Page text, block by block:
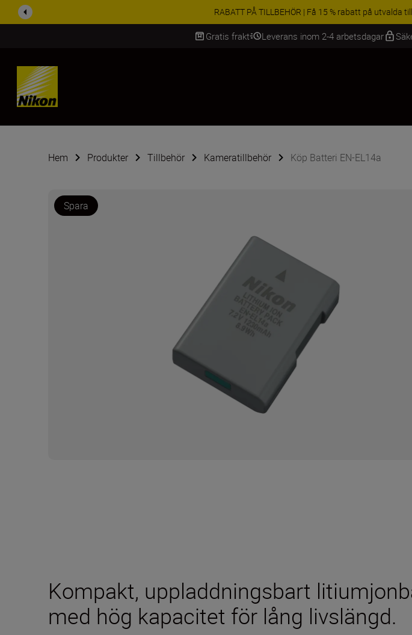
RABATT PÅ TILLBEHÖR | Få 15 % rabatt på
Gratis frakt Leverans inom 2-4 arbetsdagar
SKIP
Hem Produkter Tillbehör Kameratillbehör Köp Batteri EN-EL14a
Spara
Kompakt, uppladdningsbart
med hög kapacitet för lång livslängd.